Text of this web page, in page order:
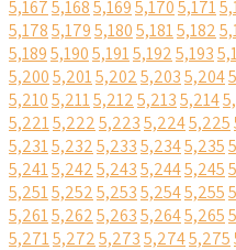
5,1675,1685,1695,1705,171
5,1785,1795,1805,1815,182
5,1895,1905,1915,1925,193
5,2005,2015,2025,2035,204
5,2105,2115,2125,2135,214
5,2215,2225,2235,2245,225
5,2315,2325,2335,2345,235
5,2415,2425,2435,2445,245
5,2515,2525,2535,2545,255
5,2615,2625,2635,2645,265
5,2715,2725,2735,2745,275